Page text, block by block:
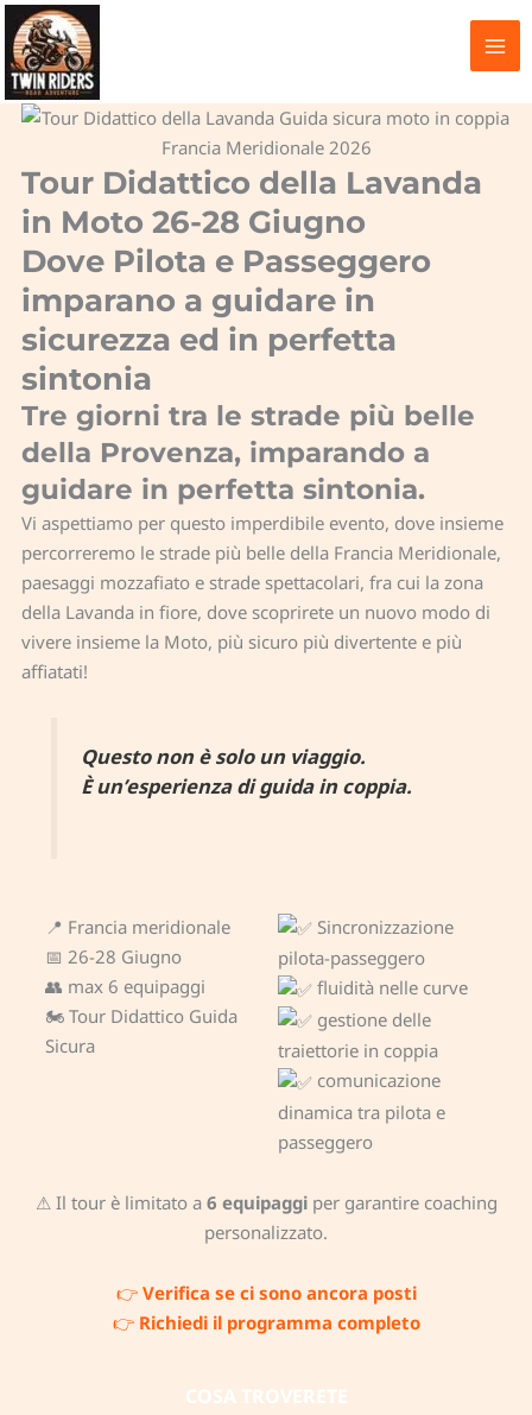
contenuto
Tour Didattico della Lavanda
in Moto 26-28 Giugno
Dove Pilota e Passeggero
imparano a guidare in
sicurezza ed in perfetta
sintonia
Tre giorni tra le strade più belle
della Provenza, imparando a
guidare in perfetta sintonia.
Vi aspettiamo per questo imperdibile evento, dove insieme
percorreremo le strade più belle della Francia Meridionale,
paesaggi mozzafiato e strade spettacolari, fra cui la zona
della Lavanda in fiore, dove scoprirete un nuovo modo di
vivere insieme la Moto, più sicuro più divertente e più
affiatati!
Questo non è solo un viaggio.
È un’esperienza di guida in coppia.
📍 Francia meridionale
📅 26-28 Giugno
👥 max 6 equipaggi
🏍 Tour Didattico Guida
Sicura
Sincronizzazione
pilota-passeggero
fluidità nelle curve
gestione delle
traiettorie in coppia
comunicazione
dinamica tra pilota e
passeggero
⚠ Il tour è limitato a 6 equipaggiper garantire coaching
personalizzato.
👉 Verifica se ci sono ancora posti
👉 Richiedi il programma completo
COSA TROVERETE